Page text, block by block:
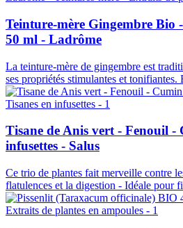
Teinture-mère Gingembre Bio
50 ml - Ladrôme
La teinture-mère de gingembre est
ses propriétés stimulantes et tonifiantes.
Tisane de Anis vert - Fenouil -
infusettes - Salus
Ce trio de plantes fait merveille contre
flatulences et la digestion - Idéale pour